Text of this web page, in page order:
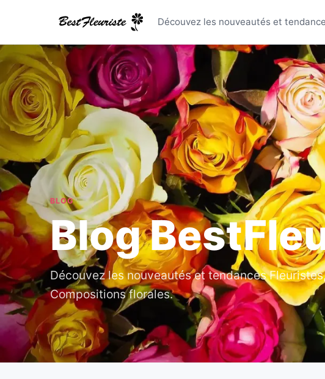
Blog
Découvez les nouveautés et
BLOG
Blog
Découvez les nouveautés et tendances
Compositions florales.